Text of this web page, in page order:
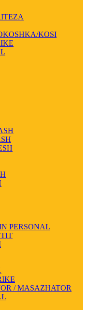
KOSI
PERSONAL
/ MASAZHATOR